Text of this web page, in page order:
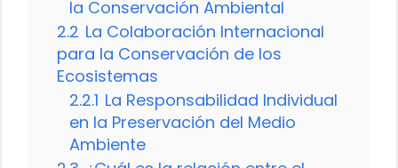
la Conservación Ambiental
2.2 La Colaboración Internacional
para la Conservación de los
Ecosistemas
2.2.1 La Responsabilidad Individual
en la Preservación del Medio
Ambiente